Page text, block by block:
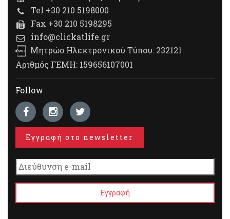
Tel +30 210 5198000
Fax +30 210 5198295
info@clickatlife.gr
Μητρώο Ηλεκτρονικού Τύπου: 232121
Αριθμός ΓΕΜΗ: 159656107001
Follow
Εγγραφή στο newsletter